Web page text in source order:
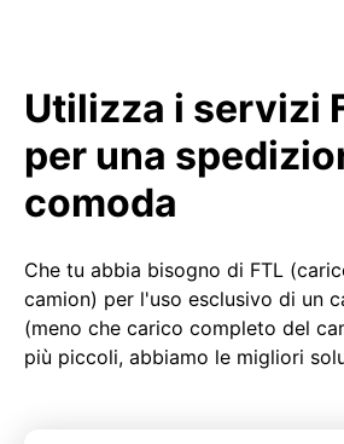
Utilizza i servizi
per una
comoda
Che tu abbia bisogno di FTL
camion) per l'uso esclusivo di un
(meno che carico completo del
più piccoli, abbiamo le migliori